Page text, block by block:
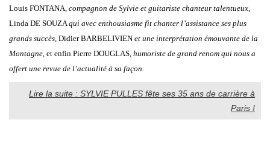
Louis FONTANA, compagnon de Sylvie et guitariste chanteur talentueux
Linda DE SOUZA qui avec enthousiasme fit chanter l’assistance ses plus
grands succès , Didier BARBELIVIEN et une interprétation émouvante de la
Montagne, et enfin Pierre DOUGLAS, humoriste de grand renom qui nous a
offert une revue de l’actualité à sa façon.
Lire la suite : SYLVIE PULLES fête ses 35 ans de carrière à
Paris !